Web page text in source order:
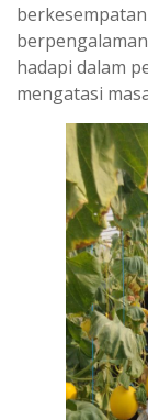
hadapi dalam
mengatasi